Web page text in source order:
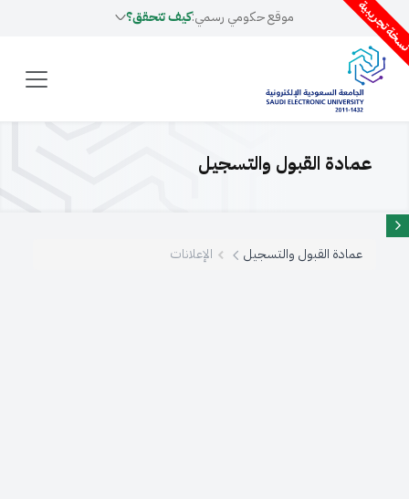
تجريبية موقع حكومي رسمي:كيف تتحقق؟
عمادة القبول والتسجيل
عمادة القبول والتسجيل الإعلانات